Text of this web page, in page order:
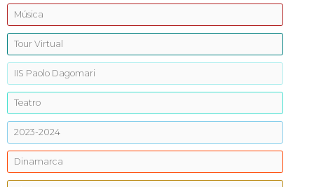
Música
Tour Virtual
IIS Paolo Dagomari
Teatro
2023-2024
Dinamarca